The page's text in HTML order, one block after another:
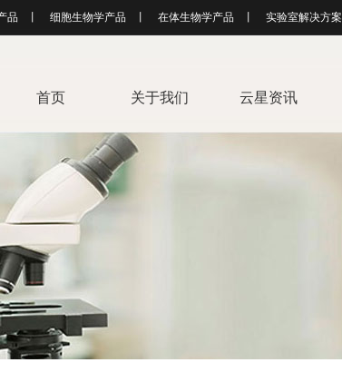
品 细胞生物学产品 在体生物学产品 实验室解决方案
首页 关于我们 云星资讯